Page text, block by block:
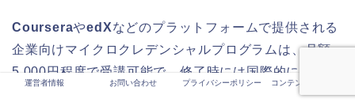
CourseraやedXなどのプラットフォームで提供される
企業向けマイクロクレデンシャルプログラムは、月額
5,000円程度で受講可能で、修了時には国際的に認知さ
れた証明書が発行されます。これらの資格取得を研修
運営者情報 お問い合わせ プライバシーポリシー
コンテンツ制作ポリシ
ー